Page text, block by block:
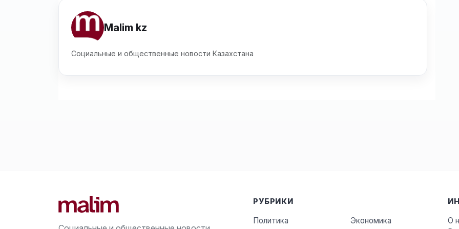
Malim kz
Социальные и общественные новости Казахстана
РУБРИКИ
Политика Экономика
О